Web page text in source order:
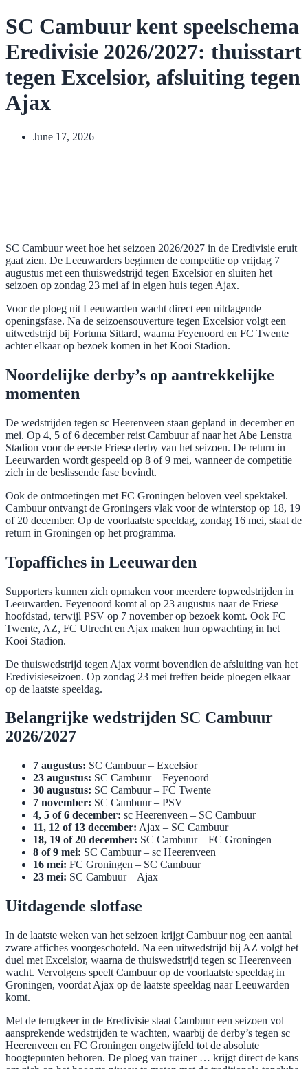
SC Cambuur kent speelschema
Eredivisie 2026/2027: thuisstart
tegen Excelsior, afsluiting tegen
Ajax
June 17, 2026
SC Cambuur weet hoe het seizoen 2026/2027 in de Eredivisie eruit
gaat zien. De Leeuwarders beginnen de competitie op vrijdag 7
augustus met een thuiswedstrijd tegen Excelsior en sluiten het
seizoen op zondag 23 mei af in eigen huis tegen Ajax.
Voor de ploeg uit Leeuwarden wacht direct een uitdagende
openingsfase. Na de seizoensouverture tegen Excelsior volgt een
uitwedstrijd bij Fortuna Sittard, waarna Feyenoord en FC Twente
achter elkaar op bezoek komen in het Kooi Stadion.
Noordelijke derby’s op aantrekkelijke
momenten
De wedstrijden tegen sc Heerenveen staan gepland in december en
mei. Op 4, 5 of 6 december reist Cambuur af naar het Abe Lenstra
Stadion voor de eerste Friese derby van het seizoen. De return in
Leeuwarden wordt gespeeld op 8 of 9 mei, wanneer de competitie
zich in de beslissende fase bevindt.
Ook de ontmoetingen met FC Groningen beloven veel spektakel.
Cambuur ontvangt de Groningers vlak voor de winterstop op 18, 19
of 20 december. Op de voorlaatste speeldag, zondag 16 mei, staat de
return in Groningen op het programma.
Topaffiches in Leeuwarden
Supporters kunnen zich opmaken voor meerdere topwedstrijden in
Leeuwarden. Feyenoord komt al op 23 augustus naar de Friese
hoofdstad, terwijl PSV op 7 november op bezoek komt. Ook FC
Twente, AZ, FC Utrecht en Ajax maken hun opwachting in het
Kooi Stadion.
De thuiswedstrijd tegen Ajax vormt bovendien de afsluiting van het
Eredivisieseizoen. Op zondag 23 mei treffen beide ploegen elkaar
op de laatste speeldag.
Belangrijke wedstrijden SC Cambuur
2026/2027
7 augustus: SC Cambuur – Excelsior
23 augustus: SC Cambuur – Feyenoord
30 augustus: SC Cambuur – FC Twente
7 november: SC Cambuur – PSV
4, 5 of 6 december: sc Heerenveen – SC Cambuur
11, 12 of 13 december: Ajax – SC Cambuur
18, 19 of 20 december: SC Cambuur – FC Groningen
8 of 9 mei: SC Cambuur – sc Heerenveen
16 mei: FC Groningen – SC Cambuur
23 mei: SC Cambuur – Ajax
Uitdagende slotfase
In de laatste weken van het seizoen krijgt Cambuur nog een aantal
zware affiches voorgeschoteld. Na een uitwedstrijd bij AZ volgt het
duel met Excelsior, waarna de thuiswedstrijd tegen sc Heerenveen
wacht. Vervolgens speelt Cambuur op de voorlaatste speeldag in
Groningen, voordat Ajax op de laatste speeldag naar Leeuwarden
komt.
Met de terugkeer in de Eredivisie staat Cambuur een seizoen vol
aansprekende wedstrijden te wachten, waarbij de derby’s tegen sc
Heerenveen en FC Groningen ongetwijfeld tot de absolute
hoogtepunten behoren. De ploeg van trainer … krijgt direct de kans